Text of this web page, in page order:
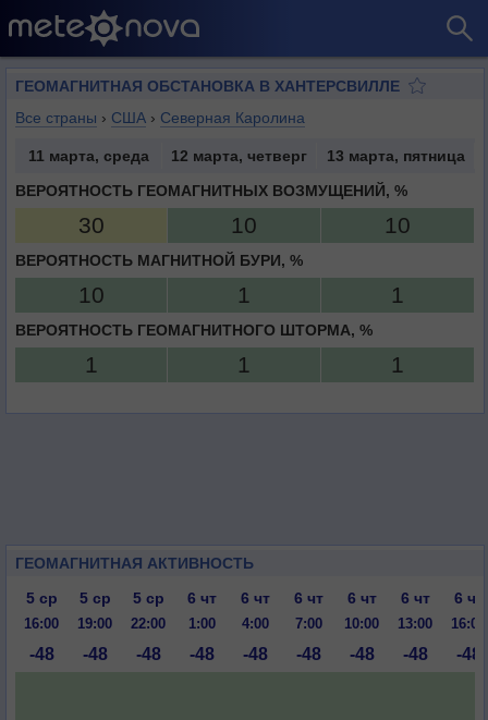
ГЕОМАГНИТНАЯ ОБСТАНОВКА В ХАНТЕРСВИЛЛЕ
Все страны › США › Северная Каролина
11 марта, среда 12 марта, четверг
13 марта, пятница
ВЕРОЯТНОСТЬ ГЕОМАГНИТНЫХ ВОЗМУЩЕНИЙ, %
30 10 10
ВЕРОЯТНОСТЬ МАГНИТНОЙ БУРИ, %
10 1 1
ВЕРОЯТНОСТЬ ГЕОМАГНИТНОГО ШТОРМА, %
1 1 1
ГЕОМАГНИТНАЯ АКТИВНОСТЬ
5 ср
5 ср 5 ср 6 чт 6 чт 6 чт 6 чт 6 чт 6 чт
16:00 19:00 22:00 1:00 4:00 7:00 10:00 13:00 16:00
-48 -48 -48 -48 -48 -48 -48 -48 -48